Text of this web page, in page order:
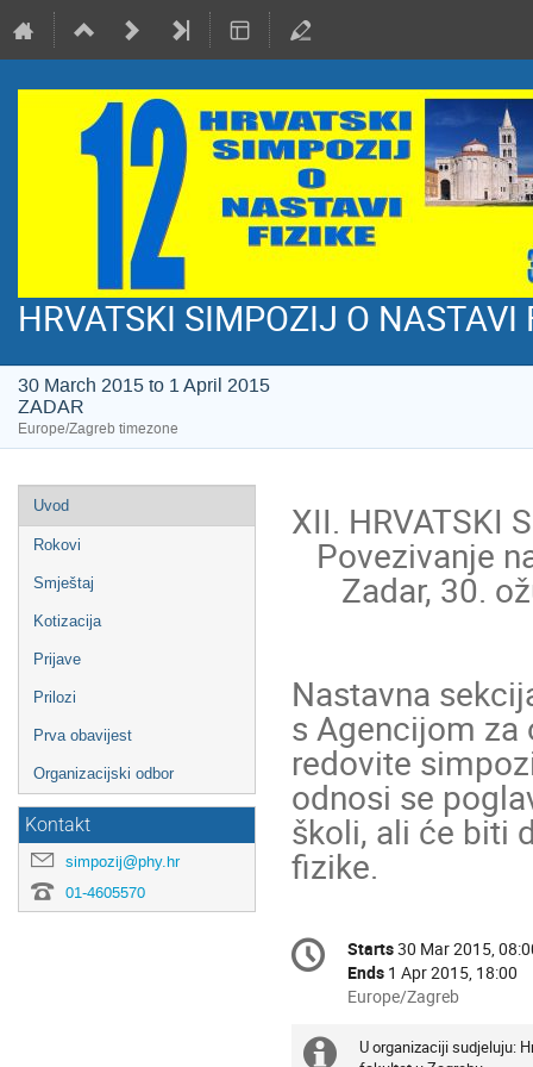
HRVATSKI SIMPOZIJ O NASTAVI
30 March 2015 to 1 April 2015
ZADAR
Europe/Zagreb timezone
Event
menu
Uvod
Rokovi
Smještaj
Kotizacija
Prijave
Prilozi
Prva obavijest
Organizacijski odbor
Kontakt
simpozij@phy.hr
01-4605570
XII. HRVATSKI
Nastavna
s Agencijom za
redovite
odnosi se
školi, ali će biti
fizike.
Conference
information
Date/Time
Starts30 Mar 2015,
Ends 1 Apr 2015, 18:00
All
are
Europe/Zagreb
Extra
U organizaciji sudjeluju: